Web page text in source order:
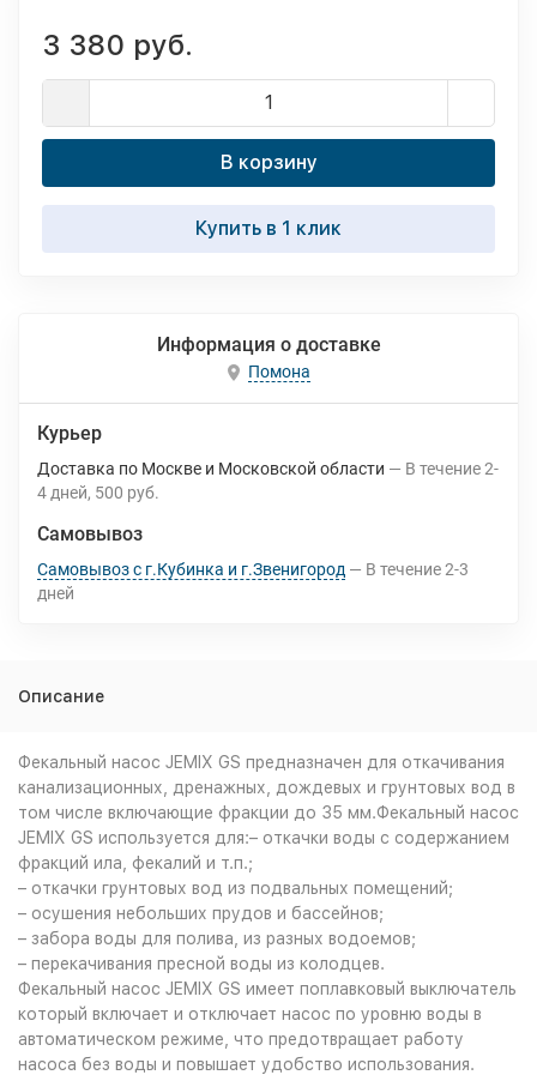
3 380 руб.
В корзину
Купить в 1 клик
Информация о доставке
Помона
Курьер
Доставка по Москве и Московской области В течение2-
4 дней 500 руб.
Самовывоз
Самовывоз с г.Кубинка и г.Звенигород В течение2-3
дней
Описание
Фекальный насос JEMIX GS предназначен для откачивания
канализационных, дренажных, дождевых и грунтовых вод в
том числе включающие фракции до 35 мм.Фекальный насос
JEMIX GS используется для:– откачки воды с содержанием
фракций ила, фекалий и т.п.;
– откачки грунтовых вод из подвальных помещений;
– осушения небольших прудов и бассейнов;
– забора воды для полива, из разных водоемов;
– перекачивания пресной воды из колодцев.
Фекальный насос JEMIX GS имеет поплавковый выключатель
который включает и отключает насос по уровню воды в
автоматическом режиме, что предотвращает работу
насоса без воды и повышает удобство использования.